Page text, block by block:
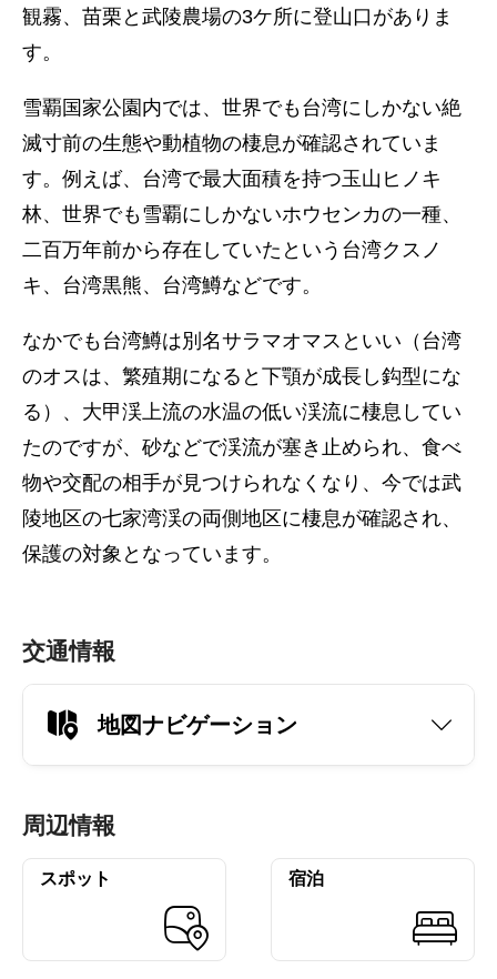
観霧、苗栗と武陵農場の3ケ所に登山口がありま
す。
雪覇国家公園内では、世界でも台湾にしかない絶
滅寸前の生態や動植物の棲息が確認されていま
す。例えば、台湾で最大面積を持つ玉山ヒノキ
林、世界でも雪覇にしかないホウセンカの一種、
二百万年前から存在していたという台湾クスノ
キ、台湾黒熊、台湾鱒などです。
なかでも台湾鱒は別名サラマオマスといい（台湾
のオスは、繁殖期になると下顎が成長し鈎型にな
る）、大甲渓上流の水温の低い渓流に棲息してい
たのですが、砂などで渓流が塞き止められ、食べ
物や交配の相手が見つけられなくなり、今では武
陵地区の七家湾渓の両側地区に棲息が確認され、
保護の対象となっています。
交通情報
地図ナビゲーション
周辺情報
スポット 宿泊